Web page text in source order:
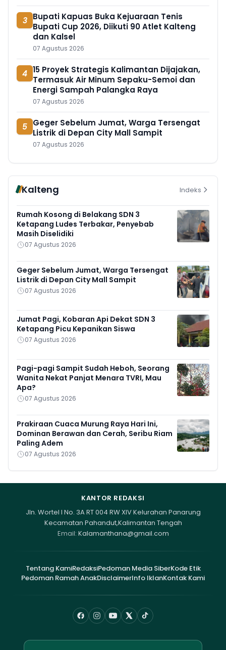
3 Bupati Kapuas Buka Kejuaraan Tenis
Bupati Cup 2026, Diikuti 90 Atlet Kalteng
dan Kalsel
07 Agustus 2026
4 15 Proyek Strategis Kalimantan Dijajakan,
Termasuk Air Minum Sepaku-Semoi dan
Energi Sampah Palangka Raya
07 Agustus 2026
5 Geger Sebelum Jumat, Warga Tersengat
Listrik di Depan City Mall Sampit
07 Agustus 2026
Kalteng Indeks
Rumah Kosong di Belakang SDN 3
Ketapang Ludes Terbakar, Penyebab
Masih Diselidiki
07 Agustus 2026
Geger Sebelum Jumat, Warga Tersengat
Listrik di Depan City Mall Sampit
07 Agustus 2026
Jumat Pagi, Kobaran Api Dekat SDN 3
Ketapang Picu Kepanikan Siswa
07 Agustus 2026
Pagi-pagi Sampit Sudah Heboh, Seorang
Wanita Nekat Panjat Menara TVRI, Mau
Apa?
07 Agustus 2026
Prakiraan Cuaca Murung Raya Hari Ini,
Dominan Berawan dan Cerah, Seribu Riam
Paling Adem
07 Agustus 2026
KANTOR REDAKSI
Jln. Wortel I No. 3A RT 004 RW XIV Kelurahan Panarung
Kecamatan Pahandut,Kalimantan Tengah
Email: Kalamanthana@gmail.com
Tentang KamiRedaksiPedoman Media SiberKode Etik
Pedoman Ramah AnakDisclaimerInfo IklanKontak Kami